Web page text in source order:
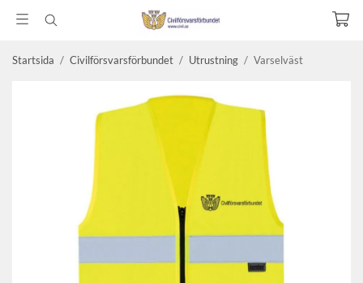
Startsida / Civilförsvarsförbundet / Utrustning / Varselväst